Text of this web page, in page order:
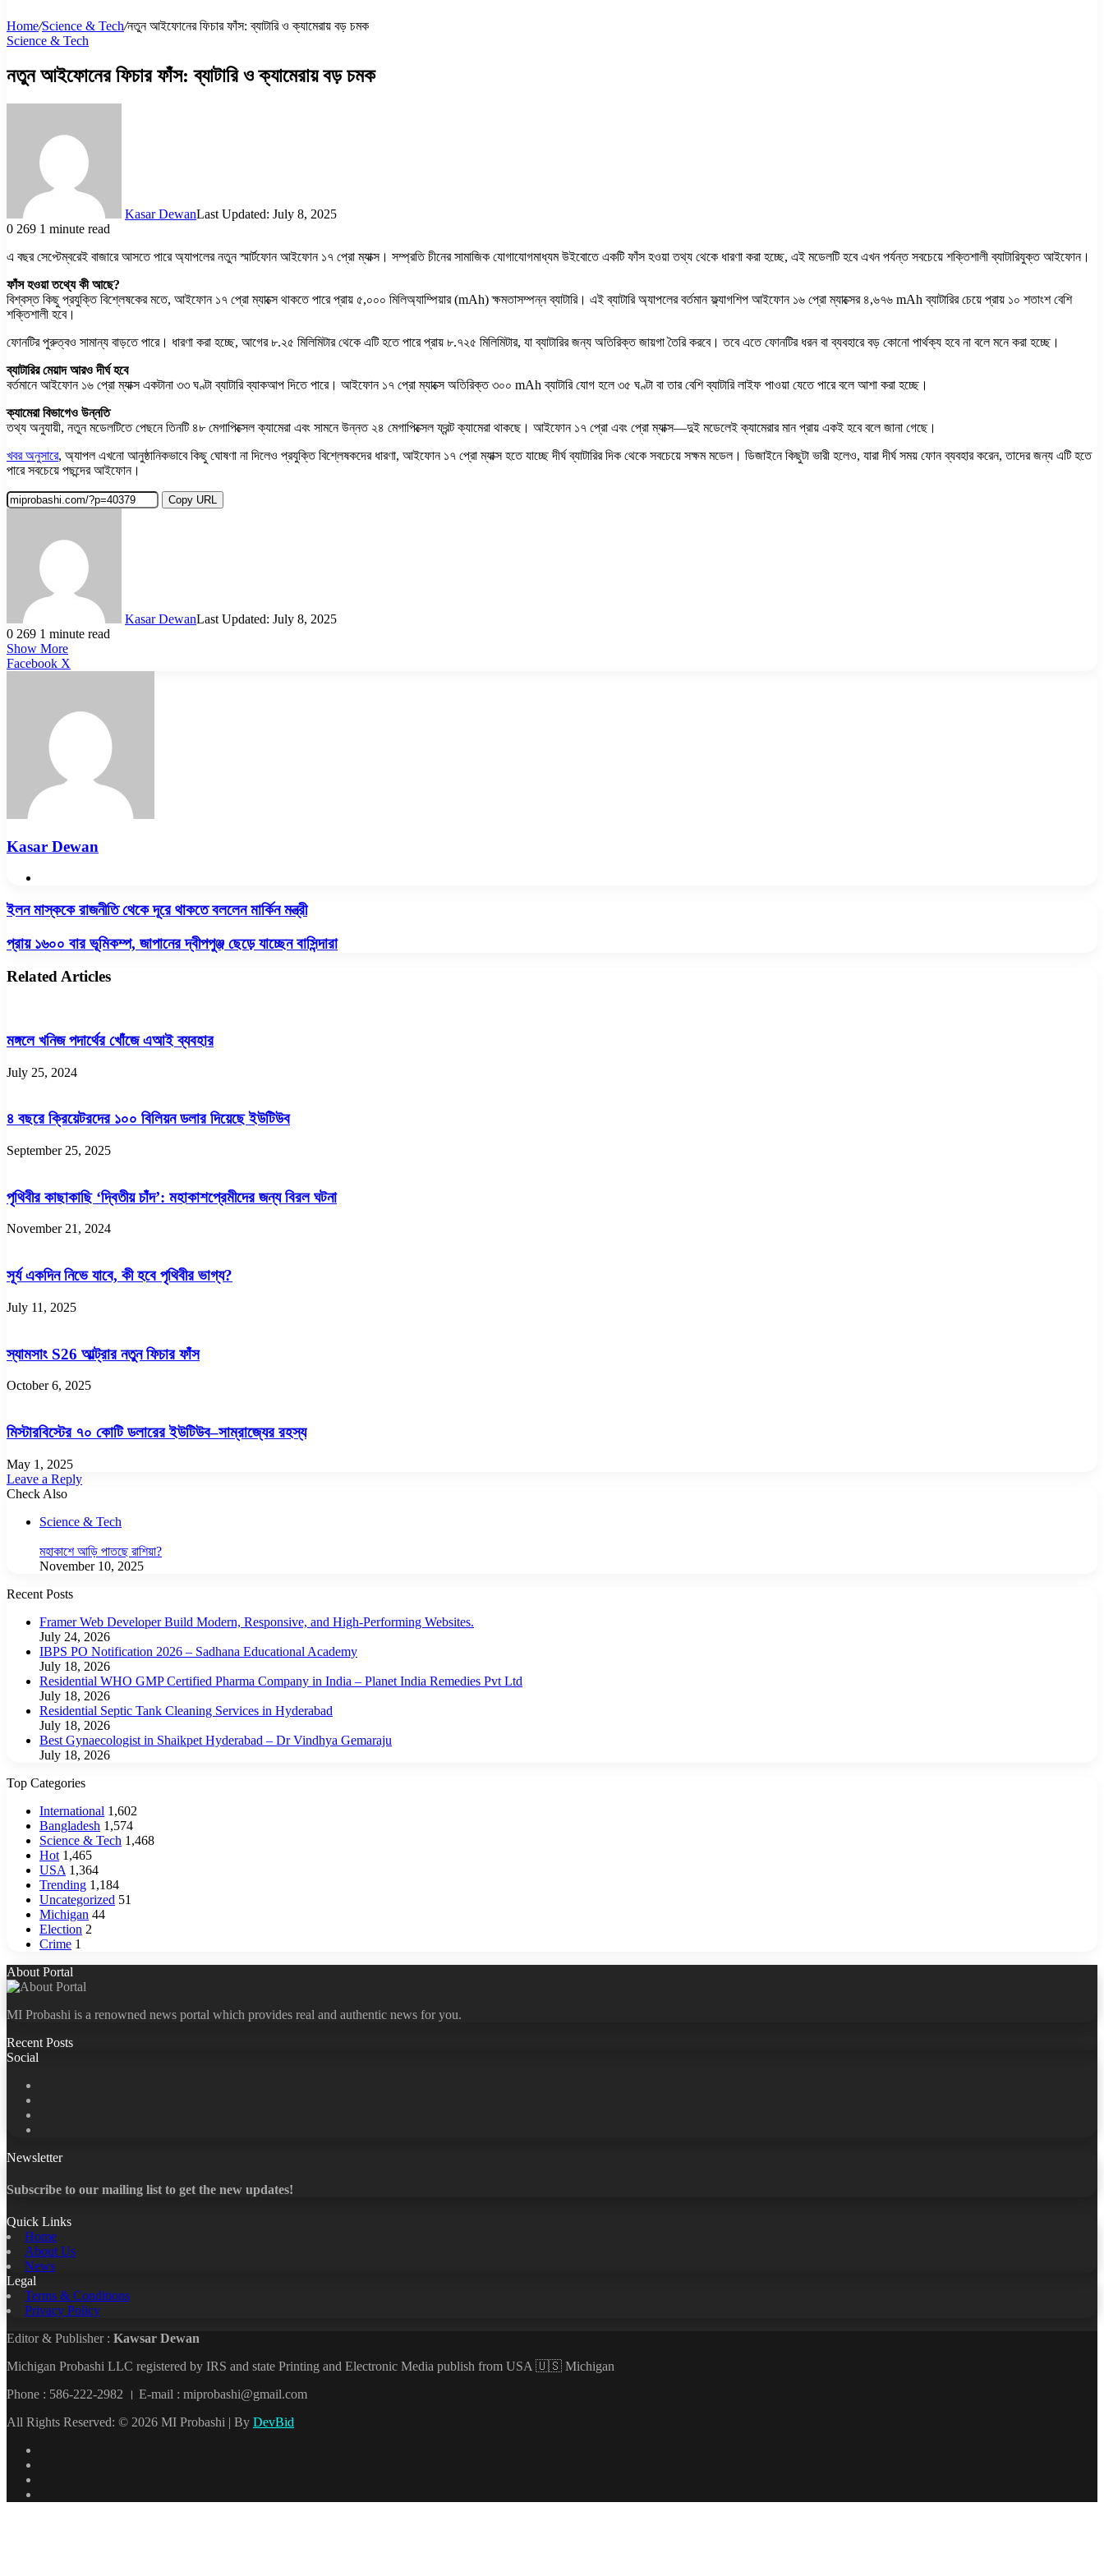
Home/Science & Tech/নতুন আইফোনের ফিচার ফাঁস: ব্যাটারি ও ক্যামেরায় বড় চমক
Science & Tech
নতুন আইফোনের ফিচার ফাঁস: ব্যাটারি ও ক্যামেরায় বড় চমক
Kasar DewanLast Updated: July 8, 2025
0 269 1 minute read
এ বছর সেপ্টেম্বরেই বাজারে আসতে পারে অ্যাপলের নতুন স্মার্টফোন আইফোন ১৭ প্রো ম্যাক্স। সম্প্রতি চীনের সামাজিক যোগাযোগমাধ্যম উইবোতে একটি ফাঁস হওয়া তথ্য থেকে ধারণা করা হচ্ছে, এই মডেলটি হবে এখন পর্যন্ত সবচেয়ে শক্তিশালী ব্যাটারিযুক্ত আইফোন।
ফাঁস হওয়া তথ্যে কী আছে?
বিশ্বস্ত কিছু প্রযুক্তি বিশ্লেষকের মতে, আইফোন ১৭ প্রো ম্যাক্সে থাকতে পারে প্রায় ৫,০০০ মিলিঅ্যাম্পিয়ার (mAh) ক্ষমতাসম্পন্ন ব্যাটারি। এই ব্যাটারি অ্যাপলের বর্তমান ফ্ল্যাগশিপ আইফোন ১৬ প্রো ম্যাক্সের ৪,৬৭৬ mAh ব্যাটারির চেয়ে প্রায় ১০ শতাংশ বেশি
শক্তিশালী হবে।
ফোনটির পুরুত্বও সামান্য বাড়তে পারে। ধারণা করা হচ্ছে, আগের ৮.২৫ মিলিমিটার থেকে এটি হতে পারে প্রায় ৮.৭২৫ মিলিমিটার, যা ব্যাটারির জন্য অতিরিক্ত জায়গা তৈরি করবে। তবে এতে ফোনটির ধরন বা ব্যবহারে বড় কোনো পার্থক্য হবে না বলে মনে করা হচ্ছে।
ব্যাটারির মেয়াদ আরও দীর্ঘ হবে
বর্তমানে আইফোন ১৬ প্রো ম্যাক্স একটানা ৩৩ ঘণ্টা ব্যাটারি ব্যাকআপ দিতে পারে। আইফোন ১৭ প্রো ম্যাক্সে অতিরিক্ত ৩০০ mAh ব্যাটারি যোগ হলে ৩৫ ঘণ্টা বা তার বেশি ব্যাটারি লাইফ পাওয়া যেতে পারে বলে আশা করা হচ্ছে।
ক্যামেরা বিভাগেও উন্নতি
তথ্য অনুযায়ী, নতুন মডেলটিতে পেছনে তিনটি ৪৮ মেগাপিক্সেল ক্যামেরা এবং সামনে উন্নত ২৪ মেগাপিক্সেল ফ্রন্ট ক্যামেরা থাকছে। আইফোন ১৭ প্রো এবং প্রো ম্যাক্স—দুই মডেলেই ক্যামেরার মান প্রায় একই হবে বলে জানা গেছে।
খবর অনুসারে, অ্যাপল এখনো আনুষ্ঠানিকভাবে কিছু ঘোষণা না দিলেও প্রযুক্তি বিশ্লেষকদের ধারণা, আইফোন ১৭ প্রো ম্যাক্স হতে যাচ্ছে দীর্ঘ ব্যাটারির দিক থেকে সবচেয়ে সক্ষম মডেল। ডিজাইনে কিছুটা ভারী হলেও, যারা দীর্ঘ সময় ফোন ব্যবহার করেন, তাদের জন্য এটি হতে
পারে সবচেয়ে পছন্দের আইফোন।
Copy URL
Kasar DewanLast Updated: July 8, 2025
0 269 1 minute read
Show More
Facebook X
Kasar Dewan
ইলন
রাজনীতি
থেকে
থাকতে
ইলন মাস্ককে রাজনীতি থেকে দূরে থাকতে বললেন মার্কিন মন্ত্রী
প্রায়
১৬০০
বার
ভূমিকম্প,
যাচ্ছেন
প্রায় ১৬০০ বার ভূমিকম্প, জাপানের দ্বীপপুঞ্জ ছেড়ে যাচ্ছেন বাসিন্দারা
Related Articles
মঙ্গলে খনিজ পদার্থের খোঁজে এআই ব্যবহার
July 25, 2024
৪ বছরে ক্রিয়েটরদের ১০০ বিলিয়ন ডলার দিয়েছে ইউটিউব
September 25, 2025
পৃথিবীর কাছাকাছি ‘দ্বিতীয় চাঁদ’: মহাকাশপ্রেমীদের জন্য বিরল ঘটনা
November 21, 2024
সূর্য একদিন নিভে যাবে, কী হবে পৃথিবীর ভাগ্য?
July 11, 2025
স্যামসাং S26 আল্ট্রার নতুন ফিচার ফাঁস
October 6, 2025
মিস্টারবিস্টের ৭০ কোটি ডলারের ইউটিউব–সাম্রাজ্যের রহস্য
May 1, 2025
Leave a Reply
Check Also
Science & Tech
মহাকাশে আড়ি পাতছে রাশিয়া?
November 10, 2025
Recent Posts
Framer Web Developer Build Modern, Responsive, and High-Performing Websites.
July 24, 2026
IBPS PO Notification 2026 – Sadhana Educational Academy
July 18, 2026
Residential WHO GMP Certified Pharma Company in India – Planet India Remedies Pvt Ltd
July 18, 2026
Residential Septic Tank Cleaning Services in Hyderabad
July 18, 2026
Best Gynaecologist in Shaikpet Hyderabad – Dr Vindhya Gemaraju
July 18, 2026
Top Categories
International 1,602
Bangladesh 1,574
Science & Tech 1,468
Hot 1,465
USA 1,364
Trending 1,184
Uncategorized 51
Michigan 44
Election 2
Crime 1
About Portal
MI Probashi is a renowned news portal which provides real and authentic news for you.
Recent Posts
Social
Newsletter
Subscribe to our mailing list to get the new updates!
Quick Links
Home
About Us
News
Legal
Terms & Conditions
Privacy Policy
Editor & Publisher : Kawsar Dewan
Michigan Probashi LLC registered by IRS and state Printing and Electronic Media publish from USA 🇺🇸 Michigan
Phone : 586-222-2982 । E-mail : miprobashi@gmail.com
All Rights Reserved: © 2026 MI Probashi | By DevBid